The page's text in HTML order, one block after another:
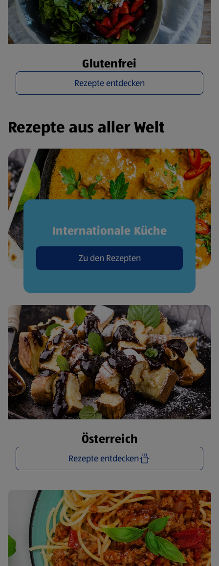
Glutenfrei
Rezepte entdecken
Rezepte aus aller Welt
Internationale Küche
Zu den Rezepten
Österreich
Rezepte entdecken